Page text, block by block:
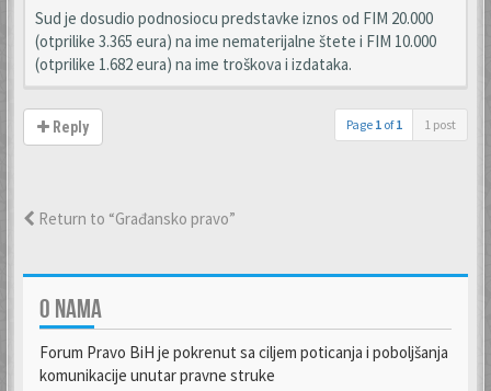
Sud je dosudio podnosiocu predstavke iznos od FIM 20.000
(otprilike 3.365 eura) na ime nematerijalne štete i FIM 10.000
(otprilike 1.682 eura) na ime troškova i izdataka.
Reply Page 1 of1 1 post
Return to “Građansko pravo”
O NAMA
Forum Pravo BiH je pokrenut sa ciljem poticanja i poboljšanja
komunikacije unutar pravne struke